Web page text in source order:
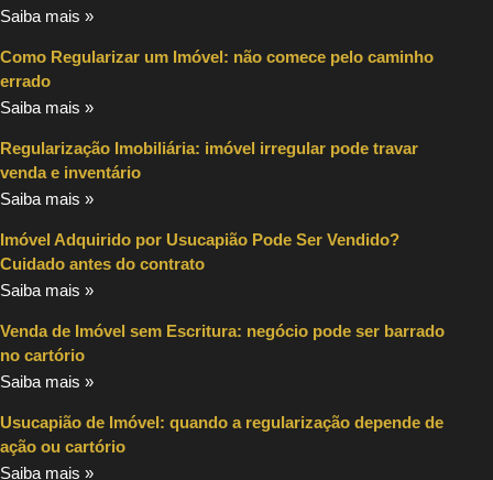
Saiba mais »
Como Regularizar um Imóvel: não comece pelo caminho
errado
Saiba mais »
Regularização Imobiliária: imóvel irregular pode travar
venda e inventário
Saiba mais »
Imóvel Adquirido por Usucapião Pode Ser Vendido?
Cuidado antes do contrato
Saiba mais »
Venda de Imóvel sem Escritura: negócio pode ser barrado
no cartório
Saiba mais »
Usucapião de Imóvel: quando a regularização depende de
ação ou cartório
Saiba mais »